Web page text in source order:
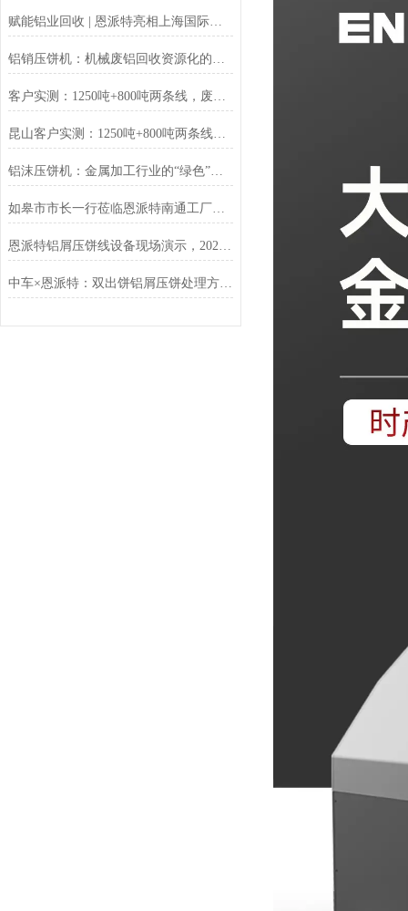
赋能铝业回收 | 恩派特亮相上海国际铝工业展
铝销压饼机：机械废铝回收资源化的环保核心设备
客户实测：1250吨+800吨两条线，废料回收从成本中心变利润来源
昆山客户实测：1250吨+800吨两条线，废料回收从成本中心变利润来源
铝沫压饼机：金属加工行业的“绿色”增值引擎
如皋市市长一行莅临恩派特南通工厂调研指导
恩派特铝屑压饼线设备现场演示，2025年上海铝工业展现场人气狂飙
中车×恩派特：双出饼铝屑压饼处理方案落地，高效破解金属废屑难题！